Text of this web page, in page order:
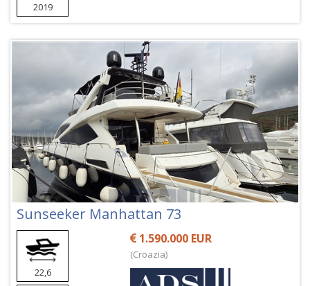
2019
Sunseeker Manhattan 73
22,6
1.590.000 EUR
(Croazia)